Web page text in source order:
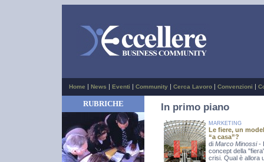
Home | News | Eventi | Community | Cerca Lavoro | Convenzioni |
RUBRICHE In primo piano
MARKETING
Le fiere, un
“a casa”?
di Marco Minossi-
concept della
crisi. Qual è allora